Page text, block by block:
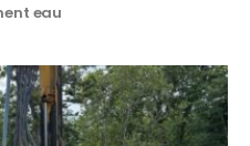
eau